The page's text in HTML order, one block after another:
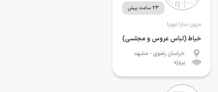
23 ساعت پیش
مزون سارا نوویا
خیاط (لباس عروس و مجلسی)
خراسان رضوی - مشهد
پروژه